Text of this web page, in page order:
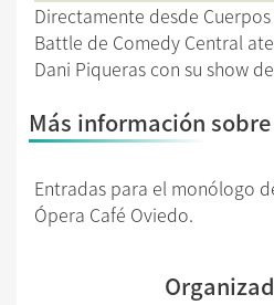
Directamente desde
Battle de Comedy Central
Dani Piqueras con su show
Más información
Entradas para el monólogo
Ópera Café Oviedo.